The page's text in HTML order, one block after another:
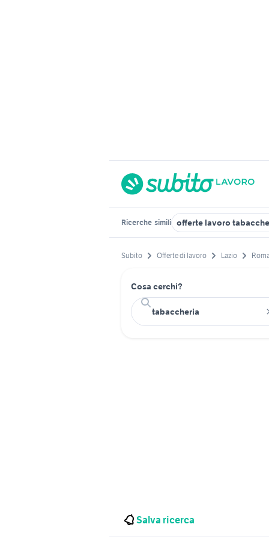
Ricerche simili offerte lavoro
Subito Offerte di lavoro Lazio
Cosa cerchi?
Salva ricerca